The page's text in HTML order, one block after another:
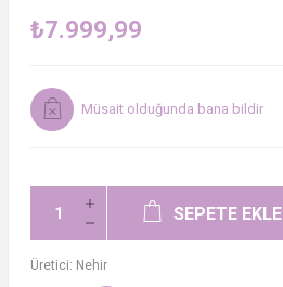
₺7.999,99
Müsait olduğunda bana bildir
SEPETE EKLE
Üretici: Nehir